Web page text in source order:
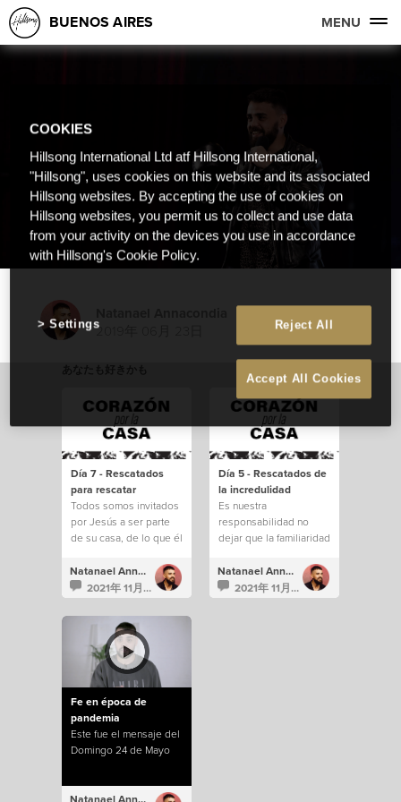
BUENOS AIRES MENU
2019年 06月 23日
Día 7 - Rescatados
para rescatar
Todos somos invitados
por Jesús a ser parte
de su casa, de lo que él
Natanael Annacondia
2021年 11月 14日
Día 5 - Rescatados de
la incredulidad
Es nuestra
responsabilidad no
dejar que la familiaridad
saquen de todo lo que
Dios tiene para
nosotros.
Natanael Annacondia
2021年 11月 12日
Fe en época de
pandemia
Este fue el mensaje del
Domingo 24 de Mayo
COOKIES
Hillsong International Ltd atf Hillsong International,
"Hillsong", uses cookies on this website and its associated
Hillsong websites. By accepting the use of cookies on
Hillsong websites, you permit us to collect and use data
from your activity on the devices you use in accordance
with Hillsong's Cookie Policy.
Reject All
Accept All Cookies
Settings